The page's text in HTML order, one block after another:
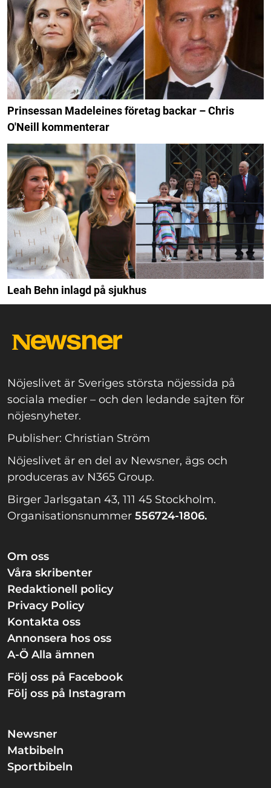
Prinsessan Madeleines företag backar – Chris
O'Neill kommenterar
Leah Behn inlagd på sjukhus
Nöjeslivet är Sveriges största nöjessida på
sociala medier – och den ledande sajten för
nöjesnyheter.
Publisher: Christian Ström
Nöjeslivet är en del av Newsner, ägs och
produceras av N365 Group.
Birger Jarlsgatan 43, 111 45 Stockholm.
Organisationsnummer 556724-1806.
Om oss
Våra skribenter
Redaktionell policy
Privacy Policy
Kontakta oss
Annonsera hos oss
A-Ö Alla ämnen
Följ oss på Facebook
Följ oss på Instagram
Newsner
Matbibeln
Sportbibeln